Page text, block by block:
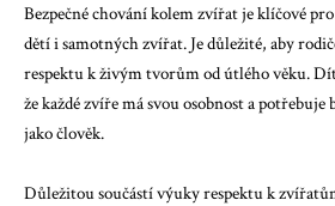
Bezpečné chování kolem zvířat je klíčové
dětí i samotných zvířat. Je důležité, aby
respektu k živým tvorům od útlého věku.
že každé zvíře má svou osobnost a
jako člověk.
Důležitou součástí výuky respektu k